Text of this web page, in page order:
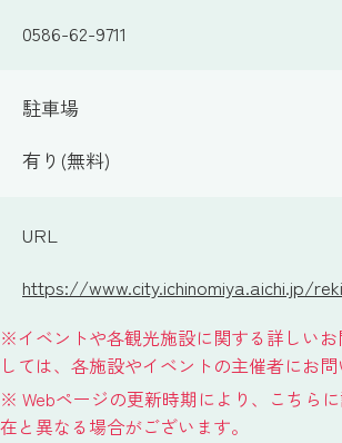
0586-62-9711
駐車場
有り(無料)
URL
https://www.city.ichinomiya.aichi.jp/
※イベントや各観光施設に関する詳しいお
しては、各施設やイベントの主催者にお問
※ Webページの更新時期により、こちら
在と異なる場合がございます。